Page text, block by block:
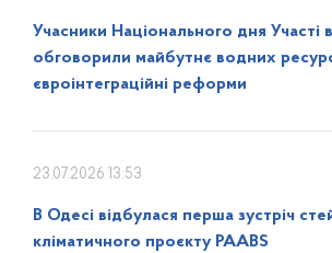
Учасники Національного дня Участі
обговорили майбутнє водних
євроінтеграційні реформи
23.07.2026 13:53
В Одесі відбулася перша зустріч
кліматичного проєкту PAABS